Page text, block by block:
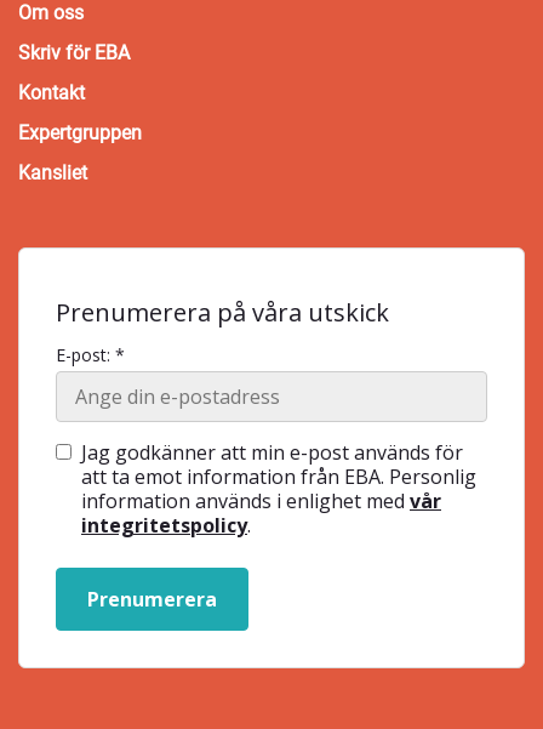
Om oss
Skriv för EBA
Kontakt
Expertgruppen
Kansliet
Prenumerera på våra utskick
E-post: *
Jag godkänner att min e-post används för
att ta emot information från EBA. Personlig
information används i enlighet med vår
integritetspolicy.
Prenumerera